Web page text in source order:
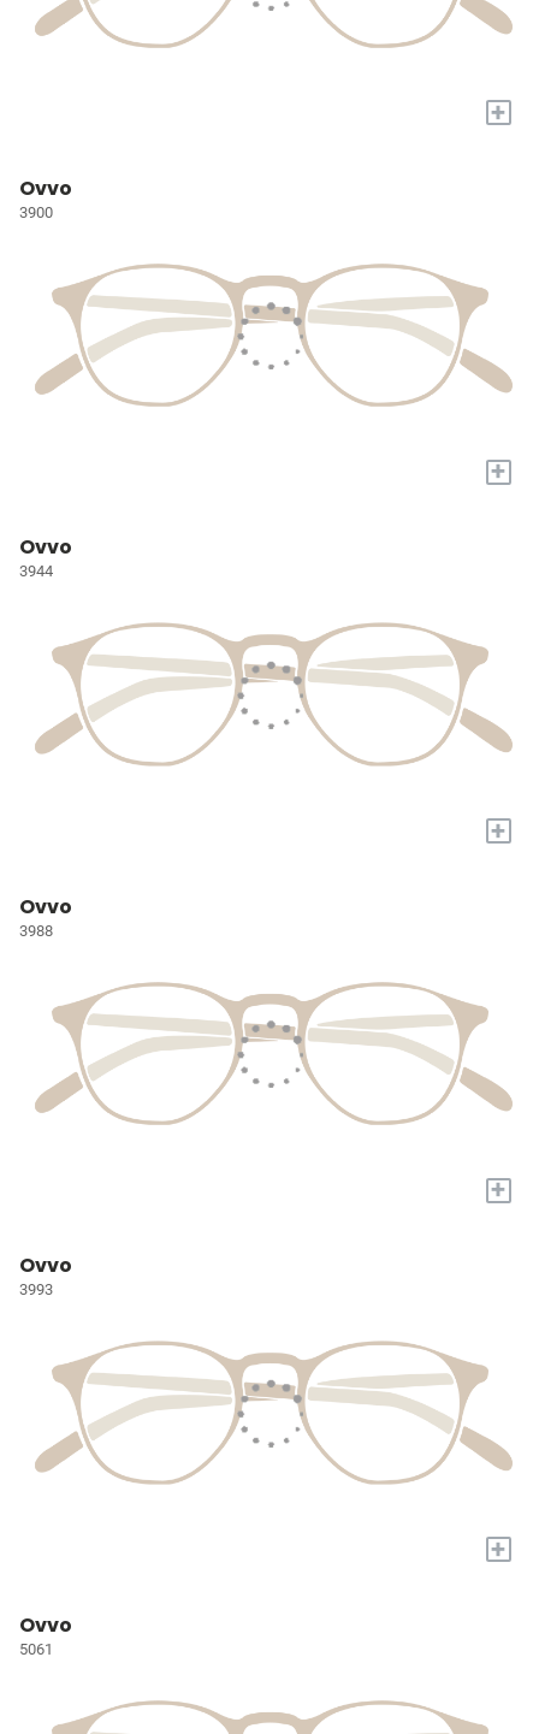
+
Ovvo
3900
+
Ovvo
3944
+
Ovvo
3988
+
Ovvo
3993
+
Ovvo
5061